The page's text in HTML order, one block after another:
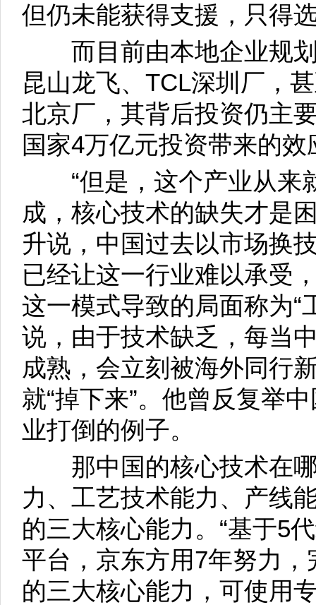
但仍未能获得支援，只得
而目前由本地企业规划
昆山龙飞、TCL深圳厂，
北京厂，其背后投资仍主
国家4万亿元投资带来的效
“但是，这个产业从来
成，核心技术的缺失才是
升说，中国过去以市场换
已经让这一行业难以承受
这一模式导致的局面称为“
说，由于技术缺乏，每当
成熟，会立刻被海外同行
就“掉下来”。他曾反复举
业打倒的例子。
那中国的核心技术在哪
力、工艺技术能力、产线
的三大核心能力。“基于5
平台，京东方用7年努力
的三大核心能力，可使用